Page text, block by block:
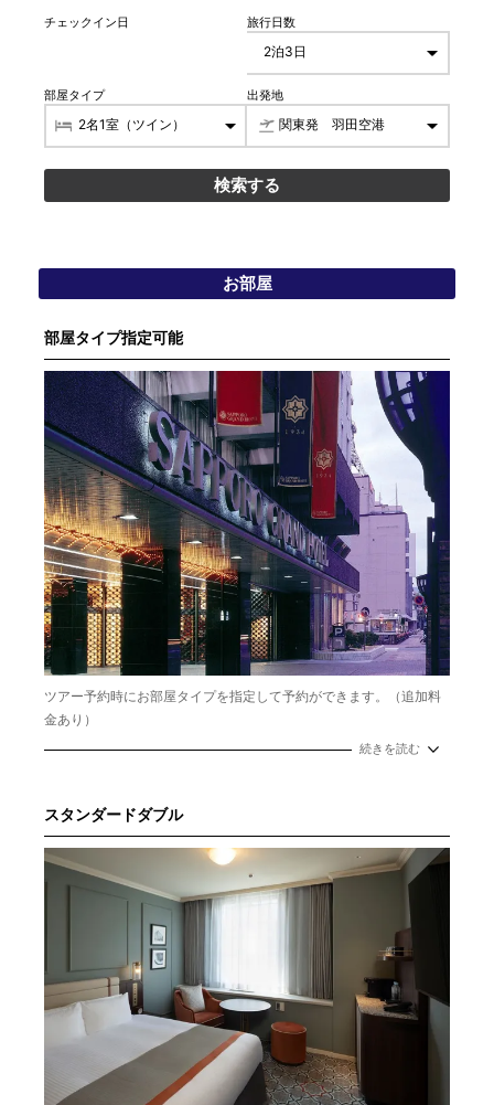
チェックイン日 旅行日数
部屋タイプ 出発地
お部屋
部屋タイプ指定可能
ツアー予約時にお部屋タイプを指定して予約ができます。（追加料
金あり）
続きを読む
スタンダードダブル